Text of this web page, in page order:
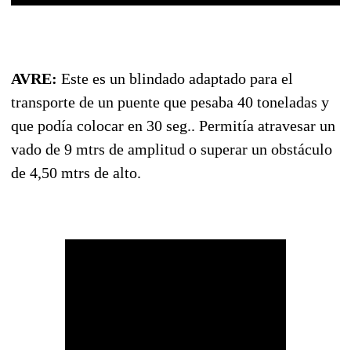
AVRE: Este es un blindado adaptado para el
transporte de un puente que pesaba 40 toneladas y
que podía colocar en 30 seg.. Permitía atravesar un
vado de 9 mtrs de amplitud o superar un obstáculo
de 4,50 mtrs de alto.